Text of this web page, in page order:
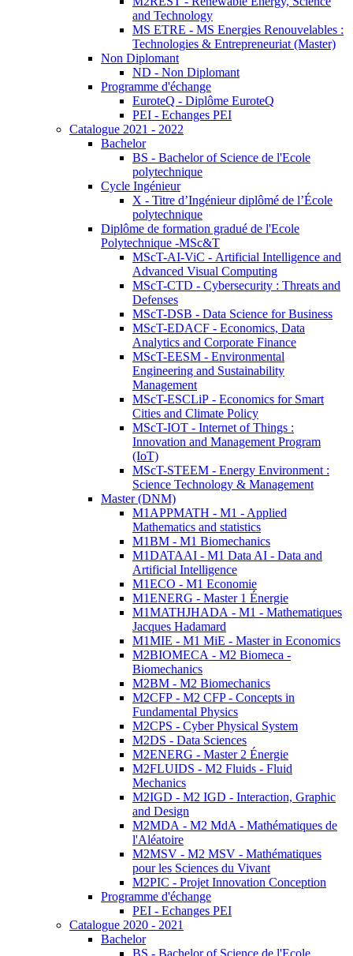
and Technology
MS ETRE - MS Energies Renouvelables :
Technologies & Entrepreneuriat (Master)
Non Diplomant
ND - Non Diplomant
Programme d'échange
EuroteQ - Diplôme EuroteQ
PEI - Echanges PEI
Catalogue 2021 - 2022
Bachelor
BS - Bachelor of Science de l'Ecole
polytechnique
Cycle Ingénieur
X - Titre d’Ingénieur diplômé de l’École
polytechnique
Diplôme de formation gradué de l'Ecole
Polytechnique -MSc&T
MScT-AI-ViC - Artificial Intelligence and
Advanced Visual Computing
MScT-CTD - Cybersecurity : Threats and
Defenses
MScT-DSB - Data Science for Business
MScT-EDACF - Economics, Data
Analytics and Corporate Finance
MScT-EESM - Environmental
Engineering and Sustainability
Management
MScT-ESCLiP - Economics for Smart
Cities and Climate Policy
MScT-IOT - Internet of Things :
Innovation and Management Program
(IoT)
MScT-STEEM - Energy Environment :
Science Technology & Management
Master (DNM)
M1APPMATH - M1 - Applied
Mathematics and statistics
M1BM - M1 Biomechanics
M1DATAAI - M1 Data AI - Data and
Artificial Intelligence
M1ECO - M1 Economie
M1ENERG - Master 1 Énergie
M1MATHJHADA - M1 - Mathematiques
Jacques Hadamard
M1MIE - M1 MiE - Master in Economics
M2BIOMECA - M2 Biomeca -
Biomechanics
M2BM - M2 Biomechanics
M2CFP - M2 CFP - Concepts in
Fundamental Physics
M2CPS - Cyber Physical System
M2DS - Data Sciences
M2ENERG - Master 2 Énergie
M2FLUIDS - M2 Fluids - Fluid
Mechanics
M2IGD - M2 IGD - Interaction, Graphic
and Design
M2MDA - M2 MdA - Mathématiques de
l'Aléatoire
M2MSV - M2 MSV - Mathématiques
pour les Sciences du Vivant
M2PIC - Projet Innovation Conception
Programme d'échange
PEI - Echanges PEI
Catalogue 2020 - 2021
Bachelor
BS - Bachelor of Science de l'Ecole